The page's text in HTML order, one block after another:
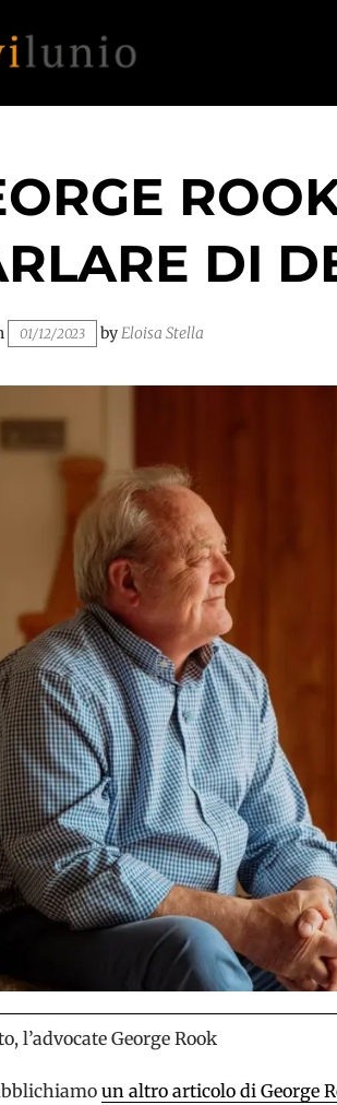
dopo la diagnosi di
DI
01/12/2023 by Eloisa Stella
l’advocate George Rook
un altro articolo di George